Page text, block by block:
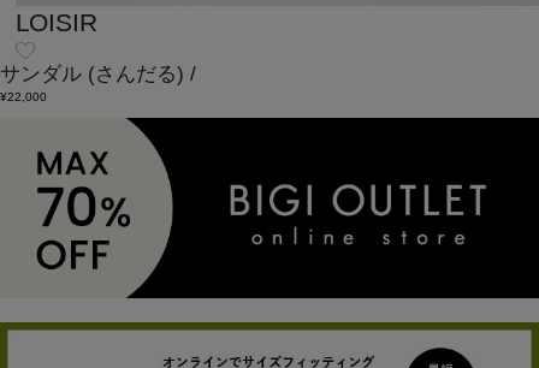
LOISIR
サンダル (さんだる) /
¥22,000